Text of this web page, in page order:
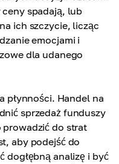
spadają, lub
ich szczycie, licząc
emocjami i
dla udanego
płynności. Handel na
sprzedaż funduszy
do strat
aby podejść do
dogłębną analizę i być